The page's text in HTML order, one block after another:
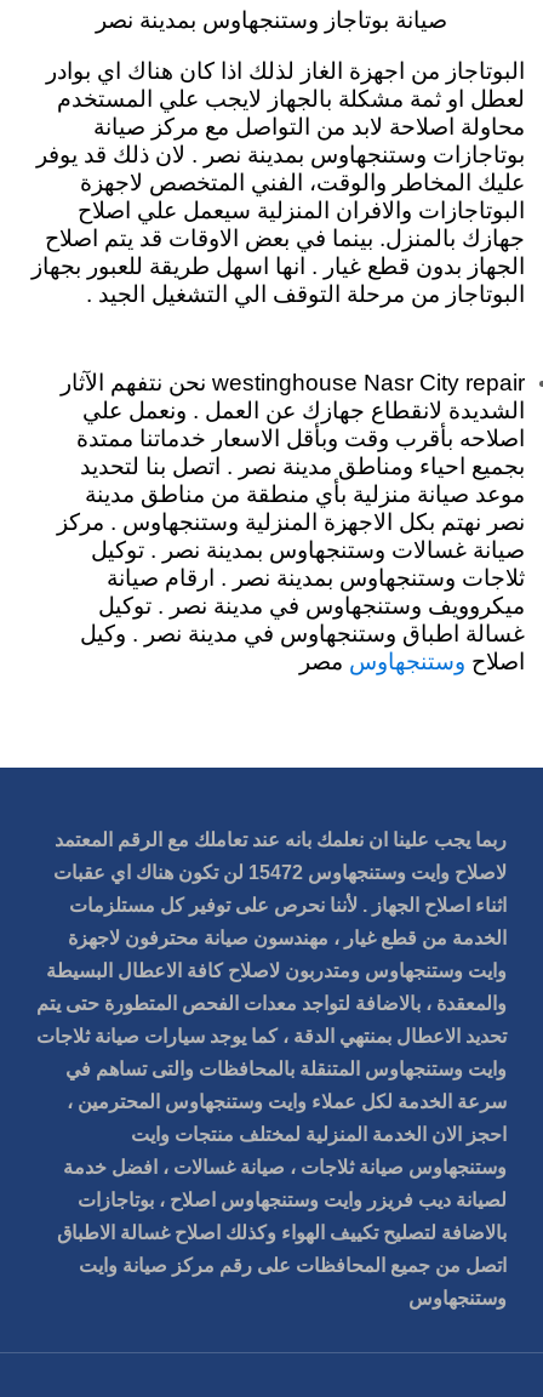
صيانة بوتاجاز وستنجهاوس بمدينة نصر
البوتاجاز من اجهزة الغاز لذلك اذا كان هناك اي بوادر
لعطل او ثمة مشكلة بالجهاز لايجب علي المستخدم
محاولة اصلاحة لابد من التواصل مع مركز صيانة
بوتاجازات وستنجهاوس بمدينة نصر . لان ذلك قد يوفر
عليك المخاطر والوقت، الفني المتخصص لاجهزة
البوتاجازات والافران المنزلية سيعمل علي اصلاح
جهازك بالمنزل. بينما في بعض الاوقات قد يتم اصلاح
الجهاز بدون قطع غيار . انها اسهل طريقة للعبور بجهاز
البوتاجاز من مرحلة التوقف الي التشغيل الجيد .
westinghouse Nasr City repair نحن نتفهم الآثار
الشديدة لانقطاع جهازك عن العمل . ونعمل علي
اصلاحه بأقرب وقت وبأقل الاسعار خدماتنا ممتدة
بجميع احياء ومناطق مدينة نصر . اتصل بنا لتحديد
موعد صيانة منزلية بأي منطقة من مناطق مدينة
نصر نهتم بكل الاجهزة المنزلية وستنجهاوس . مركز
صيانة غسالات وستنجهاوس بمدينة نصر . توكيل
ثلاجات وستنجهاوس بمدينة نصر . ارقام صيانة
ميكروويف وستنجهاوس في مدينة نصر . توكيل
غسالة اطباق وستنجهاوس في مدينة نصر . وكيل
اصلاح وستنجهاوس مصر
ربما يجب علينا ان نعلمك بانه عند تعاملك مع الرقم المعتمد
لاصلاح وايت وستنجهاوس 15472 لن تكون هناك اي عقبات
اثناء اصلاح الجهاز . لأننا نحرص على توفير كل مستلزمات
الخدمة من قطع غيار ، مهندسون صيانة محترفون لاجهزة
وايت وستنجهاوس ومتدربون لاصلاح كافة الاعطال البسيطة
والمعقدة ، بالاضافة لتواجد معدات الفحص المتطورة حتى يتم
تحديد الاعطال بمنتهي الدقة ، كما يوجد سيارات صيانة ثلاجات
وايت وستنجهاوس المتنقلة بالمحافظات والتى تساهم في
سرعة الخدمة لكل عملاء وايت وستنجهاوس المحترمين ،
احجز الان الخدمة المنزلية لمختلف منتجات وايت
وستنجهاوس صيانة ثلاجات ، صيانة غسالات ، افضل خدمة
لصيانة ديب فريزر وايت وستنجهاوس اصلاح ، بوتاجازات
بالاضافة لتصليح تكييف الهواء وكذلك اصلاح غسالة الاطباق
اتصل من جميع المحافظات على رقم مركز صيانة وايت
وستنجهاوس